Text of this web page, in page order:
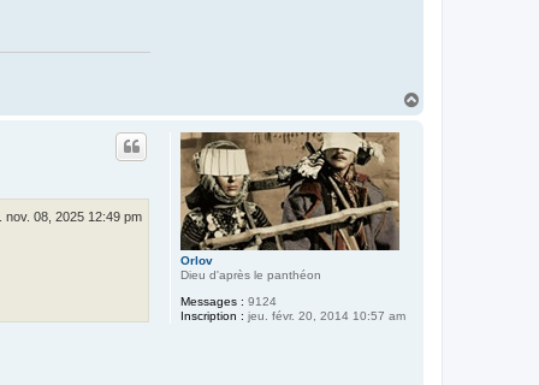
Orlov
Dieu d'après le panthéon
Messages : 9124
Inscription : jeu. févr. 20, 2014 10:57 am
nov. 08, 2025 12:49 pm